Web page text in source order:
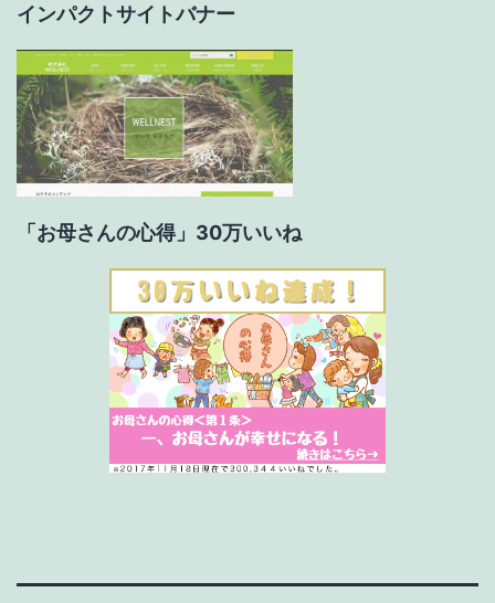
ン
インパクトサイトバナー
「お母さんの心得」30万いいね